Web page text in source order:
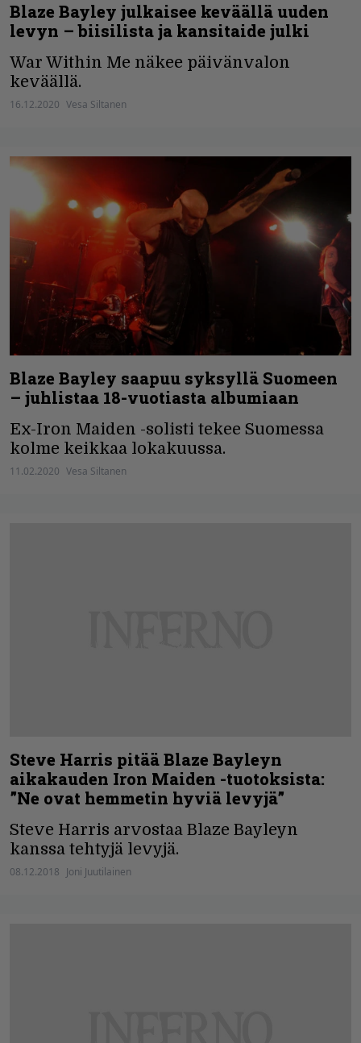
Blaze Bayley julkaisee keväällä uuden
levyn – biisilista ja kansitaide julki
War Within Me näkee päivänvalon
keväällä.
16.12.2020 Vesa Siltanen
Blaze Bayley saapuu syksyllä Suomeen
– juhlistaa 18-vuotiasta albumiaan
Ex-Iron Maiden -solisti tekee Suomessa
kolme keikkaa lokakuussa.
11.02.2020 Vesa Siltanen
Steve Harris pitää Blaze Bayleyn
aikakauden Iron Maiden -tuotoksista:
”Ne ovat hemmetin hyviä levyjä”
Steve Harris arvostaa Blaze Bayleyn
kanssa tehtyjä levyjä.
08.12.2018 Joni Juutilainen